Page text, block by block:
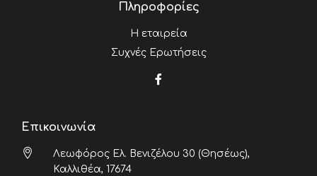
Πληροφορίες
Η εταιρεία
Συχνές Ερωτήσεις
Επικοινωνία
Λεωφόρος Ελ. Βενιζέλου 30 (Θησέως),
Καλλιθέα, 17674